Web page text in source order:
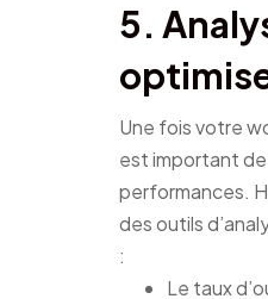
5.
Une fois votre
est important de
performances.
des outils
:
Le taux